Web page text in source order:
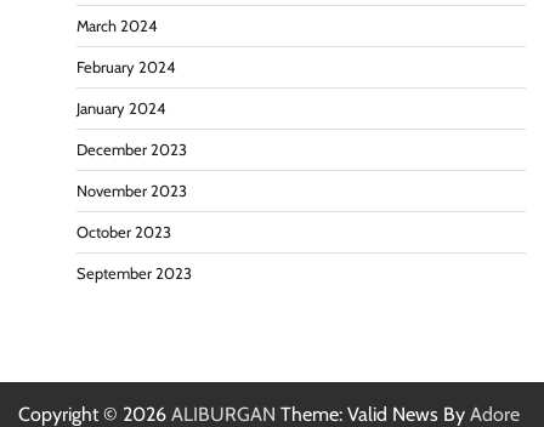
March 2024
February 2024
January 2024
December 2023
November 2023
October 2023
September 2023
Copyright © 2026 ALIBURGAN Theme: Valid News By Adore